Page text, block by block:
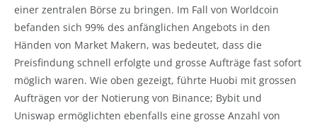
einer zentralen Börse zu bringen. Im Fall von Worldcoin
befanden sich 99% des anfänglichen Angebots in den
Händen von Market Makern, was bedeutet, dass die
Preisfindung schnell erfolgte und grosse Aufträge fast sofort
möglich waren. Wie oben gezeigt, führte Huobi mit grossen
Aufträgen vor der Notierung von Binance; Bybit und
Uniswap ermöglichten ebenfalls eine grosse Anzahl von